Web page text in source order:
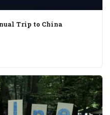
Trip to China